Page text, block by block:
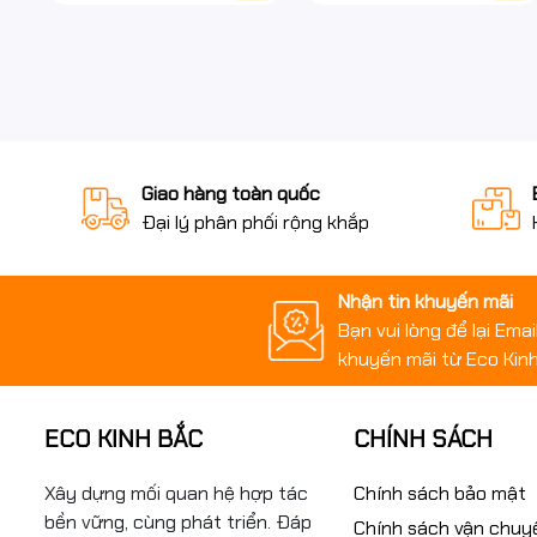
Giao hàng toàn quốc
Đại lý phân phối rộng khắp
Nhận tin khuyến mãi
Bạn vui lòng để lại
khuyến mãi từ Eco
ECO KINH BẮC
Xây dựng mối quan hệ hợp tác
bền vững, cùng phát triển. Đáp
CHÍNH SÁCH
Chính sách bảo mật
Chính sách vận